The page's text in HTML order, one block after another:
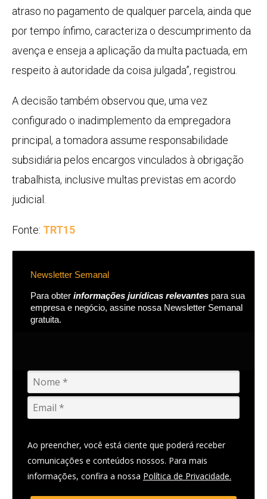
atraso no pagamento de qualquer parcela, ainda que
por tempo ínfimo, caracteriza o descumprimento da
avença e enseja a aplicação da multa pactuada, em
respeito à autoridade da coisa julgada”, registrou.
A decisão também observou que, uma vez
configurado o inadimplemento da empregadora
principal, a tomadora assume responsabilidade
subsidiária pelos encargos vinculados à obrigação
trabalhista, inclusive multas previstas em acordo
judicial.
Fonte: TRT15
Newsletter Semanal
Para obter informações jurídicas relevantes para sua
empresa e negócio, assine nossa Newsletter Semanal
gratuita.
Ao preencher, você está ciente que poderá receber
comunicações e conteúdos nossos. Para mais
informações, confira a nossa Política de Privacidade.